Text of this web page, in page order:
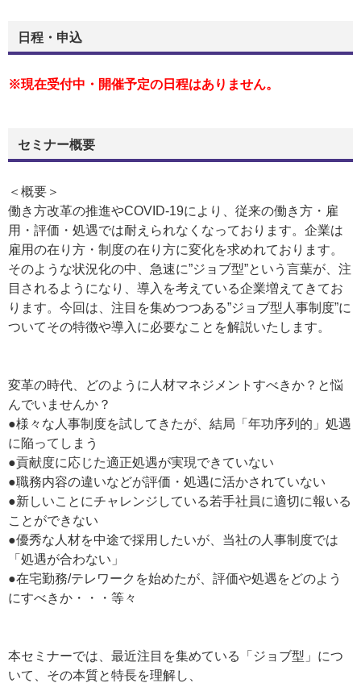
日程・申込
※現在受付中・開催予定の日程はありません。
セミナー概要
＜概要＞
働き方改革の推進やCOVID-19により、従来の働き方・雇
用・評価・処遇では耐えられなくなっております。企業は
雇用の在り方・制度の在り方に変化を求めれております。
そのような状況化の中、急速に”ジョブ型”という言葉が、注
目されるようになり、導入を考えている企業増えてきてお
ります。今回は、注目を集めつつある”ジョブ型人事制度”に
ついてその特徴や導入に必要なことを解説いたします。
変革の時代、どのように人材マネジメントすべきか？と悩
んでいませんか？
●様々な人事制度を試してきたが、結局「年功序列的」処遇
に陥ってしまう
●貢献度に応じた適正処遇が実現できていない
●職務内容の違いなどが評価・処遇に活かされていない
●新しいことにチャレンジしている若手社員に適切に報いる
ことができない
●優秀な人材を中途で採用したいが、当社の人事制度では
「処遇が合わない」
●在宅勤務/テレワークを始めたが、評価や処遇をどのよう
にすべきか・・・等々
本セミナーでは、最近注目を集めている「ジョブ型」につ
いて、その本質と特長を理解し、